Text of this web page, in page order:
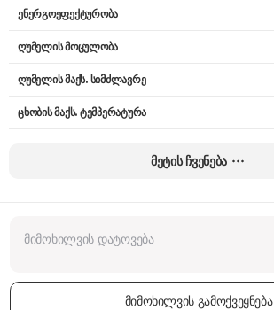
ენერგოეფექტურობა
ღუმელის მოცულობა
ღუმელის მაქს. სიმძლავრე
ცხობის მაქს. ტემპერატურა
საათი
მეტის ჩვენება
მიმოხილვის გამოქვეყნება